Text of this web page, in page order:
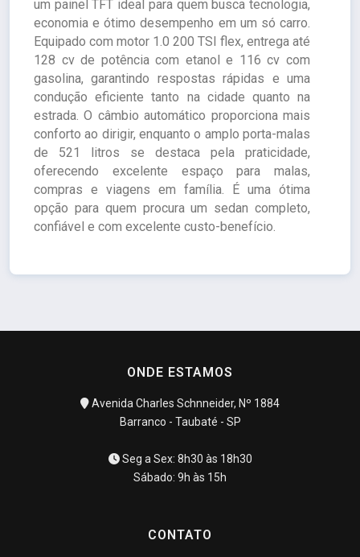
um painel TFT ideal para quem busca tecnologia,
economia e ótimo desempenho em um só carro.
Equipado com motor 1.0 200 TSI flex, entrega até
128 cv de potência com etanol e 116 cv com
gasolina, garantindo respostas rápidas e uma
condução eficiente tanto na cidade quanto na
estrada. O câmbio automático proporciona mais
conforto ao dirigir, enquanto o amplo porta-malas
de 521 litros se destaca pela praticidade,
oferecendo excelente espaço para malas,
compras e viagens em família. É uma ótima
opção para quem procura um sedan completo,
confiável e com excelente custo-benefício.
ONDE ESTAMOS
Avenida Charles Schnneider, Nº 1884
Barranco - Taubaté - SP
Seg a Sex: 8h30 às 18h30
Sábado: 9h às 15h
CONTATO